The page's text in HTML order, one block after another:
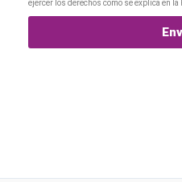
ejercer los derechos como se explica en la